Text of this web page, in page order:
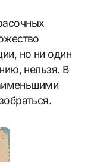
но ни один
нельзя. В